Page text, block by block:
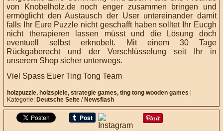
von Knobelholz.de noch enger zusammen bringen und
ermöglicht den Austausch der User untereinander damit
falls Ihr Eure Puzzle nicht geschafft haben solltet Ihr Eucgh
nicht therapieren lassen müsst und die Lösung doch
eventuell selbst erknobelt. Mit einem 30 Tage
Rückgaberecht und der Verschlüsselung seit Ihr in
unserem Shop sicher unterwegs.
Viel Spass Euer Ting Tong Team
holzpuzzle, holzspiele,strategie games,ting tong wooden games
Kategorie: Deutsche Seite / Newsflash